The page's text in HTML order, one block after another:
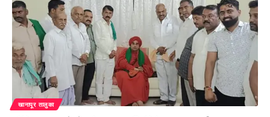
खानापूर तालुका